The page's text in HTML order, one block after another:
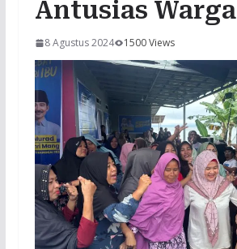
Antusias Warga
8 Agustus 2024 1500 Views